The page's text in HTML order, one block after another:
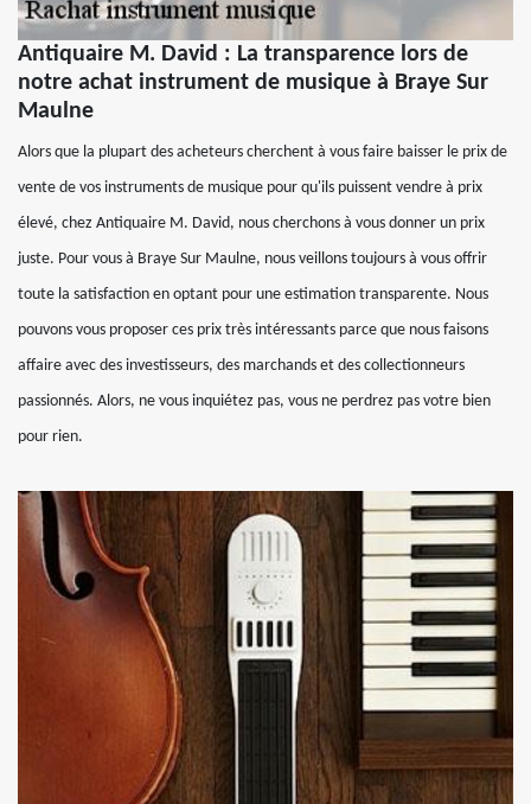
Antiquaire M. David : La transparence lors de
notre achat instrument de musique à Braye Sur
Maulne
Alors que la plupart des acheteurs cherchent à vous faire baisser le prix de
vente de vos instruments de musique pour qu'ils puissent vendre à prix
élevé, chez Antiquaire M. David, nous cherchons à vous donner un prix
juste. Pour vous à Braye Sur Maulne, nous veillons toujours à vous offrir
toute la satisfaction en optant pour une estimation transparente. Nous
pouvons vous proposer ces prix très intéressants parce que nous faisons
affaire avec des investisseurs, des marchands et des collectionneurs
passionnés. Alors, ne vous inquiétez pas, vous ne perdrez pas votre bien
pour rien.